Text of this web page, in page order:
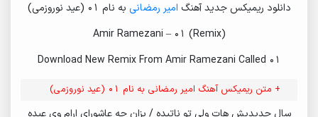
دانلود ریمیکس جدید آهنگ امیر رمضانی به نام 01 (عید نوروزمی)
Amir Ramezani – 01 (Remix)
Download New Remix From Amir Ramezani Called 01
+ متن ریمیکس آهنگ امیر رمضانی به نام 01 (عید نوروزمی)